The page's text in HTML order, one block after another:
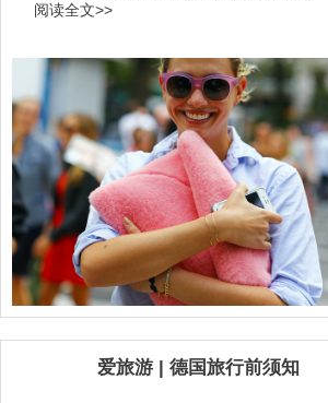
阅读全文>>
爱旅游 | 德国旅行前须知